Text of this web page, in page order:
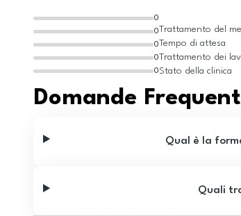
0
0
0
0
0
Trattamento del
Tempo di attesa
Trattamento dei
Stato della clinica
Domande
Qual è la
Quali